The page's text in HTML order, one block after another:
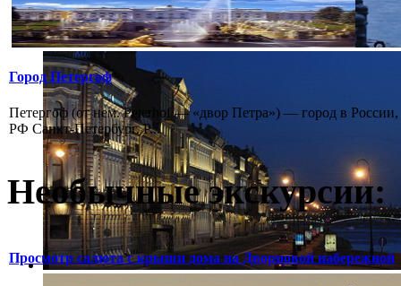
Город Петергоф
Петергоф (от нем. Peterhof — «двор Петра») — город в России,
РФ Санкт-Петербург. Р...
Необычные экскурсии:
Просмотр салюта с крыши дома на Дворцовой набережной